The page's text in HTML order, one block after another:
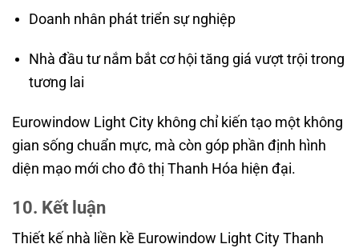
Doanh nhân phát triển sự nghiệp
Nhà đầu tư nắm bắt cơ hội tăng giá vượt trội trong
tương lai
Eurowindow Light City không chỉ kiến tạo một không
gian sống chuẩn mực, mà còn góp phần định hình
diện mạo mới cho đô thị Thanh Hóa hiện đại.
10. Kết luận
Thiết kế nhà liền kề Eurowindow Light City Thanh